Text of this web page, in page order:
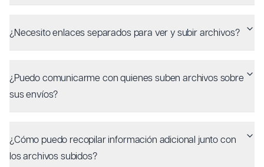
¿Necesito enlaces separados para ver y subir archivos?
¿Puedo comunicarme con quienes suben archivos sobre
sus envíos?
¿Cómo puedo recopilar información adicional junto con
los archivos subidos?